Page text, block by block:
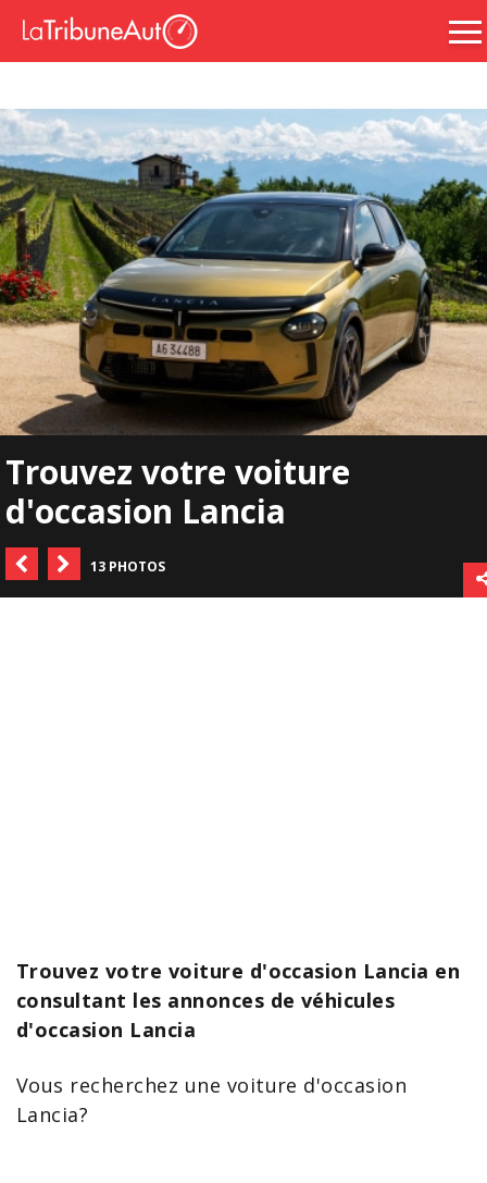
Trouvez votre voiture
d'occasion Lancia
13 PHOTOS
Trouvez votre voiture d'occasion Lancia en
consultant les annonces de véhicules
d'occasion Lancia
Vous recherchez une voiture d'occasion
Lancia?